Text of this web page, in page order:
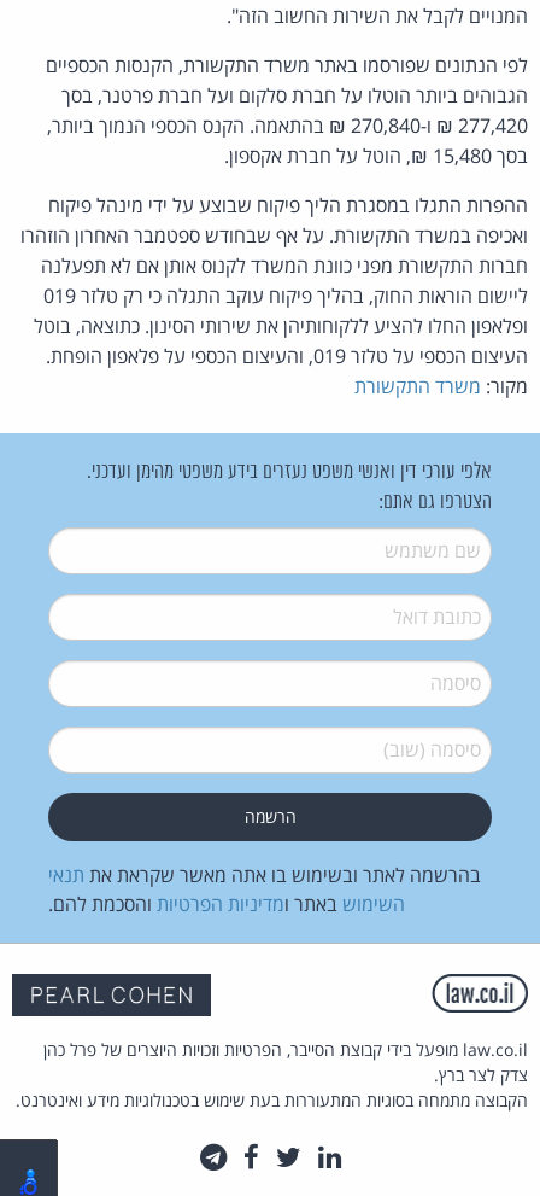
המנויים לקבל את השירות החשוב הזה".
לפי הנתונים שפורסמו באתר משרד התקשורת, הקנסות הכספיים
הגבוהים ביותר הוטלו על חברת סלקום ועל חברת פרטנר, בסך
277,420 ₪ ו-270,840 ₪ בהתאמה. הקנס הכספי הנמוך ביותר,
בסך 15,480 ₪, הוטל על חברת אקספון.
ההפרות התגלו במסגרת הליך פיקוח שבוצע על ידי מינהל פיקוח
ואכיפה במשרד התקשורת. על אף שבחודש ספטמבר האחרון הוזהרו
חברות התקשורת מפני כוונת המשרד לקנוס אותן אם לא תפעלנה
ליישום הוראות החוק, בהליך פיקוח עוקב התגלה כי רק טלזר 019
ופלאפון החלו להציע ללקוחותיהן את שירותי הסינון. כתוצאה, בוטל
העיצום הכספי על טלזר 019, והעיצום הכספי על פלאפון הופחת.
מקור: משרד התקשורת
אלפי עורכי דין ואנשי משפט נעזרים בידע משפטי מהימן ועדכני.
הצטרפו גם אתם:
שם משתמש*
דואל*
סיסמה*
סיסמה (שוב)*
בהרשמה לאתר ובשימוש בו אתה מאשר שקראת את תנאי
השימוש באתר ומדיניות הפרטיות והסכמת להם.
law.co.il מופעל בידי קבוצת הסייבר, הפרטיות וזכויות היוצרים של פרל כהן
צדק לצר ברץ.
הקבוצה מתמחה בסוגיות המתעוררות בעת שימוש בטכנולוגיות מידע ואינטרנט.
לינקדאין
טוויטרפייסבוק